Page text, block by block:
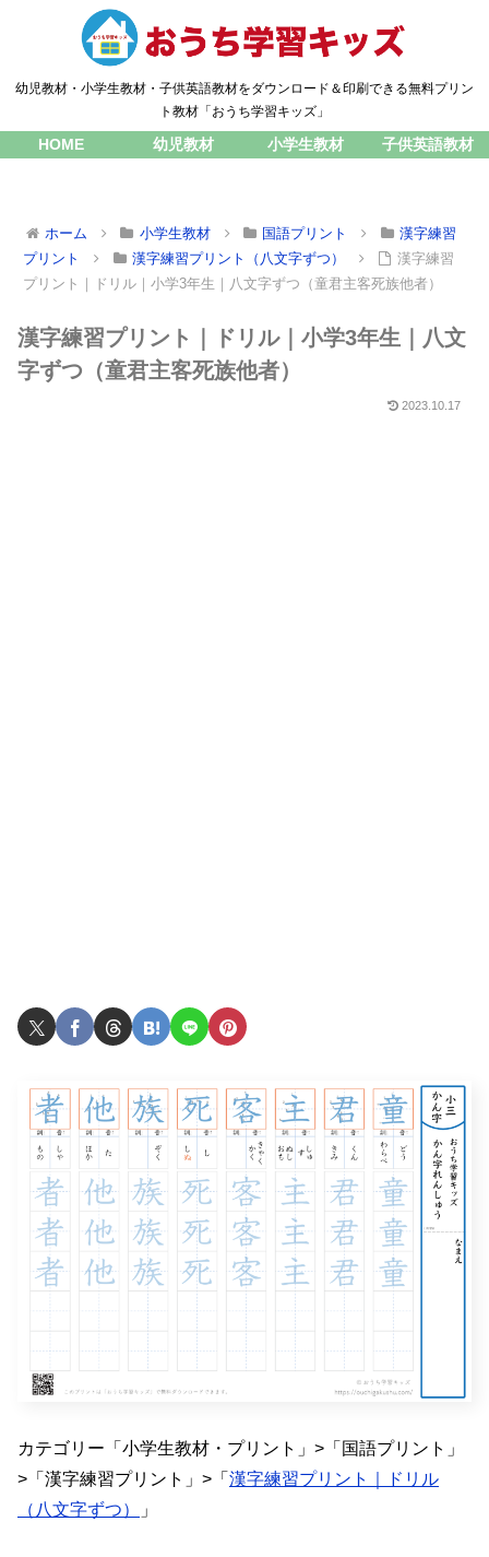
幼児教材・小学生教材・子供英語教材をダウンロード＆印刷できる無料プリン
ト教材「おうち学習キッズ」
HOME 幼児教材 小学生教材 子供英語教材
ホーム 小学生教材 国語プリント
漢字練習
プリント
漢字練習プリント（八文字ずつ）
漢字練習
プリント｜ドリル｜小学3年生｜八文字ずつ（童君主客死族他者）
漢字練習プリント｜ドリル｜小学3年生｜八文
字ずつ（童君主客死族他者）
2023.10.17
カテゴリー「小学生教材・プリント」>「国語プリント」
>「漢字練習プリント」>「 漢字練習プリント｜ドリル
（八文字ずつ）
」